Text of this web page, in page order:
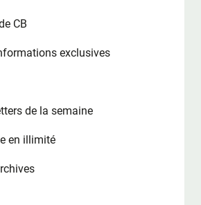
CB
exclusives
de la semaine
en illimité